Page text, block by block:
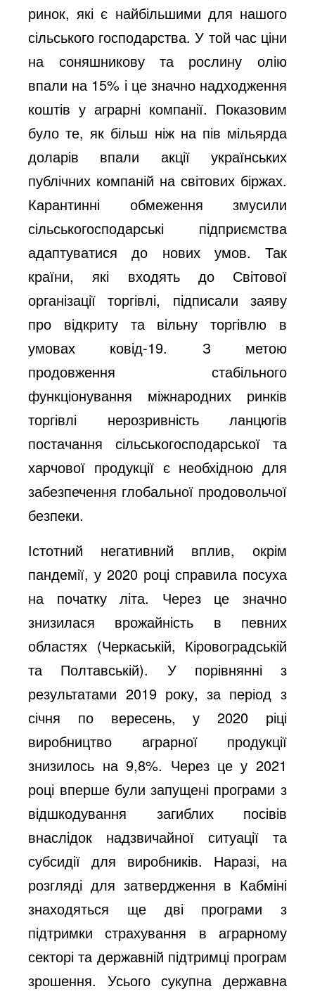
ринок, які є найбільшими для нашого
сільського господарства. У той час ціни
на соняшникову та рослину олію
впали на 15% і це значно надходження
коштів у аграрні компанії. Показовим
було те, як більш ніж на пів мільярда
доларів впали акції українських
публічних компаній на світових біржах.
Карантинні обмеження змусили
сільськогосподарські підприємства
адаптуватися до нових умов. Так
країни, які входять до Світової
організації торгівлі, підписали заяву
про відкриту та вільну торгівлю в
умовах ковід-19. З метою
продовження стабільного
функціонування міжнародних ринків
торгівлі нерозривність ланцюгів
постачання сільськогосподарської та
харчової продукції є необхідною для
забезпечення глобальної продовольчої
безпеки.
Істотний негативний вплив, окрім
пандемії, у 2020 році справила посуха
на початку літа. Через це значно
знизилася врожайність в певних
областях (Черкаській, Кіровоградській
та Полтавській). У порівнянні з
результатами 2019 року, за період з
січня по вересень, у 2020 ріці
виробництво аграрної продукції
знизилось на 9,8%. Через це у 2021
році вперше були запущені програми з
відшкодування загиблих посівів
внаслідок надзвичайної ситуації та
субсидії для виробників. Наразі, на
розгляді для затвердження в Кабміні
знаходяться ще дві програми з
підтримки страхування в аграрному
секторі та державній підтримці програм
зрошення. Усього сукупна державна